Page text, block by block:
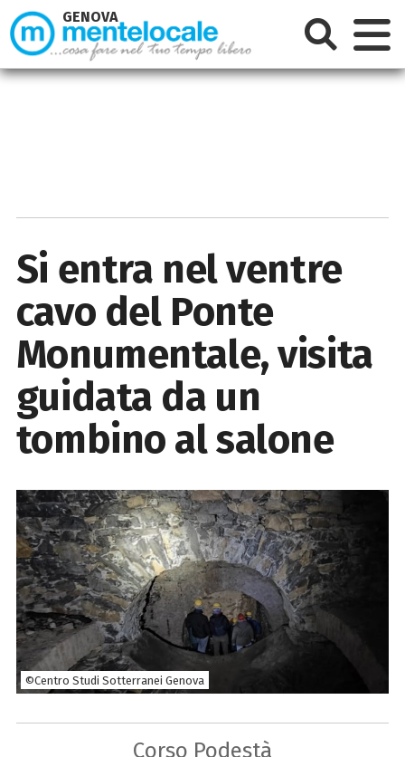
Si entra nel ventre
cavo del Ponte
Monumentale, visita
guidata da un
tombino al salone
©Centro Studi Sotterranei Genova
Corso Podestà
GENOVA